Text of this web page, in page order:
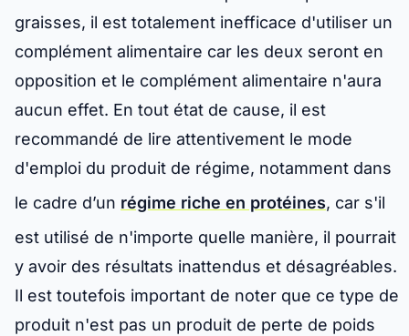
graisses, il est totalement inefficace d'utiliser un
complément alimentaire car les deux seront en
opposition et le complément alimentaire n'aura
aucun effet. En tout état de cause, il est
recommandé de lire attentivement le mode
d'emploi du produit de régime, notamment dans
le cadre d’un régime riche en protéines, car s'il
est utilisé de n'importe quelle manière, il pourrait
y avoir des résultats inattendus et désagréables.
Il est toutefois important de noter que ce type de
produit n'est pas un produit de perte de poids